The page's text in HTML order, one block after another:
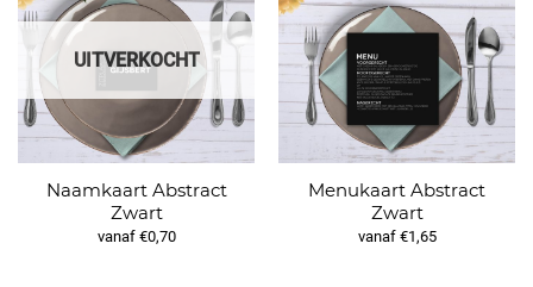
UITVERKOCHT
Naamkaart Abstract
Zwart
vanaf €0,70
Menukaart Abstract
Zwart
vanaf €1,65